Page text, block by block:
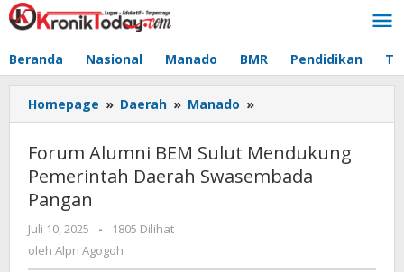
Lewati
ke
Beranda Nasional Manado BMR Pendidikan
Homepage » Daerah » Manado »
Alumni
Sulut
Mendukung
Forum Alumni BEM Sulut Mendukung
Pemerintah Daerah Swasembada
Pangan
Juli 10, 2025
oleh
Alpri
Agogoh
-
1805 Dilihat
oleh Alpri Agogoh